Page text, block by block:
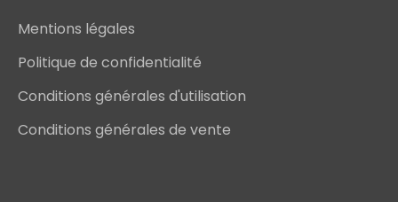
Mentions légales
Politique de confidentialité
Conditions générales d'utilisation
Conditions générales de vente